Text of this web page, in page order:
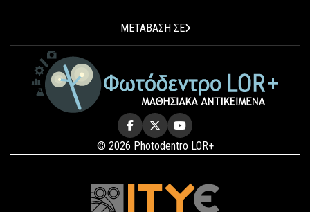
ΜΕΤΑΒΑΣΗ ΣΕ
© 2026 Photodentro LOR+